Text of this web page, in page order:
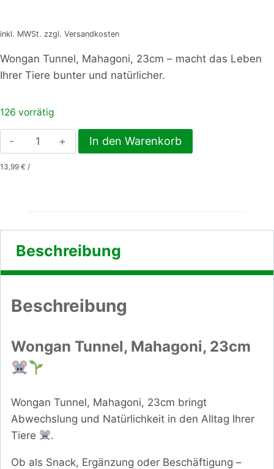
inkl. MWSt. zzgl. Versandkosten
Wongan Tunnel, Mahagoni, 23cm – macht das Leben
Ihrer Tiere bunter und natürlicher.
126 vorrätig
Wongan
Tunnel,
Mahagoni,
In den Warenkorb
13,99 € /
Beschreibung
Beschreibung
Wongan Tunnel, Mahagoni, 23cm
Wongan Tunnel, Mahagoni, 23cm bringt
Abwechslung und Natürlichkeit in den Alltag Ihrer
Tiere
.
Ob als Snack, Ergänzung oder Beschäftigung –